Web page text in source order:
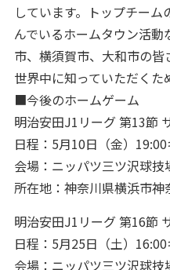
しています。トップチー
んでいるホームタウン活
市、横須賀市、大和市の
世界中に知っていただくた
■今後のホームゲーム
明治安田J1リーグ 第13節
日程：5月10日（金）
会場：ニッパツ三ツ沢球技
所在地：神奈川県横浜市神
明治安田J1リーグ 第16節
日程：5月25日（土）
会場：ニッパツ三ツ沢球技